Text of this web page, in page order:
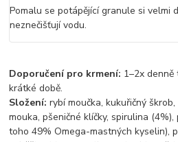
Pomalu se potápějící granule si velmi
neznečišťují vodu.
Doporučení pro krmení: 1–2x
krátké době.
Složení:rybí moučka, kukuřičný
mouka, pšeničné klíčky, spirulina
toho 49% Omega-mastných kyselin),